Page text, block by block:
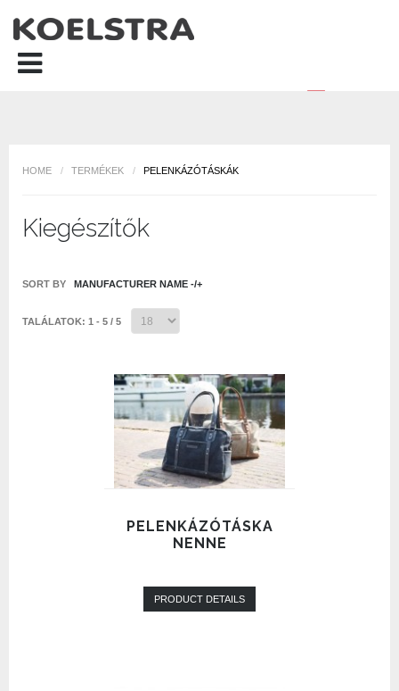
HOME / TERMÉKEK / PELENKÁZÓTÁSKÁK
Kiegészítők
SORT BY MANUFACTURER NAME -/+
TALÁLATOK: 1 - 5 / 5
PELENKÁZÓTÁSKA
NENNE
PRODUCT DETAILS